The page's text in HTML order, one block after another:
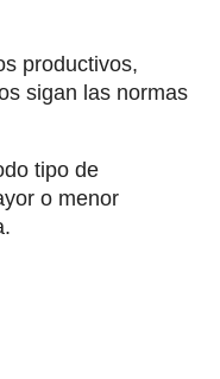
productivos,
sigan las normas
tipo de
o menor